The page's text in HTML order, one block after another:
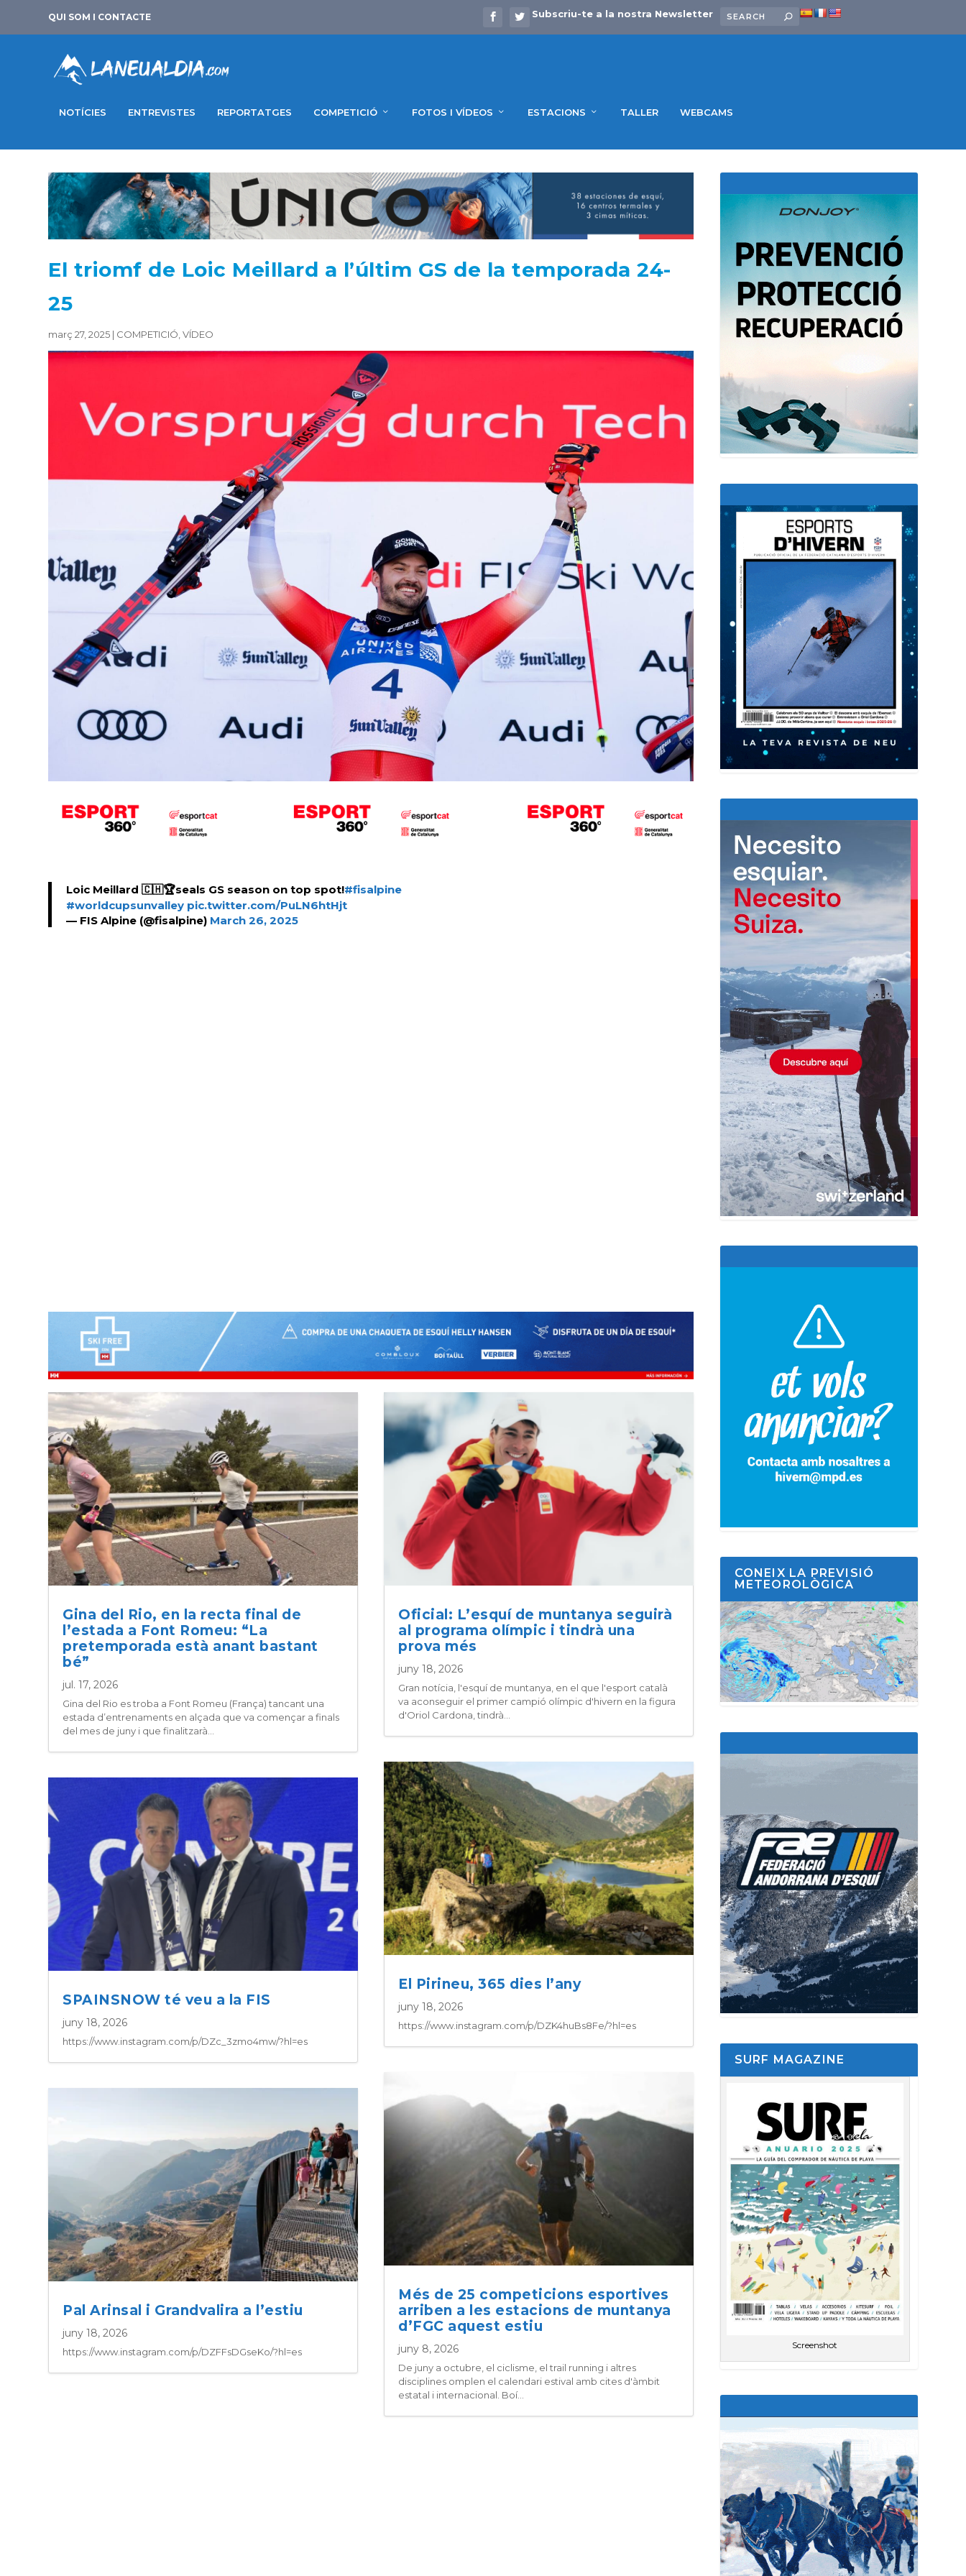
QUI SOM I CONTACTE Subscriu-te a la nostra Newsletter
NOTÍCIES ENTREVISTES REPORTATGES COMPETICIÓ FOTOS I VÍDEOS ESTACIONS TALLER WEBCAMS
El triomf de Loic Meillard a l’últim GS de la temporada 24-
25
març 27, 2025 | COMPETICIÓ ,VÍDEO
Loic Meillard 🇨🇭🏆seals GS season on top spot!#fisalpine
#worldcupsunvalley pic.twitter.com/PuLN6htHjt
— FIS Alpine (@fisalpine) March 26, 2025
Gina del Rio, en la recta final de
l’estada a Font Romeu: “La
pretemporada està anant bastant
bé”
jul. 17, 2026
Gina del Rio es troba a Font Romeu (França) tancant una
estada d’entrenaments en alçada que va començar a finals
del mes de juny i que finalitzarà...
SPAINSNOW té veu a la FIS
juny 18, 2026
https://www.instagram.com/p/DZc_3zmo4mw/?hl=es
Pal Arinsal i Grandvalira a l’estiu
juny 18, 2026
https://www.instagram.com/p/DZFFsDGseKo/?hl=es
Oficial: L’esquí de muntanya seguirà
al programa olímpic i tindrà una
prova més
juny 18, 2026
Gran notícia, l'esquí de muntanya, en el que l'esport català
va aconseguir el primer campió olímpic d'hivern en la figura
d'Oriol Cardona, tindrà...
El Pirineu, 365 dies l’any
juny 18, 2026
https://www.instagram.com/p/DZK4huBs8Fe/?hl=es
Més de 25 competicions esportives
arriben a les estacions de muntanya
d’FGC aquest estiu
juny 8, 2026
De juny a octubre, el ciclisme, el trail running i altres
disciplines omplen el calendari estival amb cites d'àmbit
estatal i internacional. Boí...
CONEIX LA PREVISIÓ
METEOROLÒGICA
SURF MAGAZINE
Screenshot